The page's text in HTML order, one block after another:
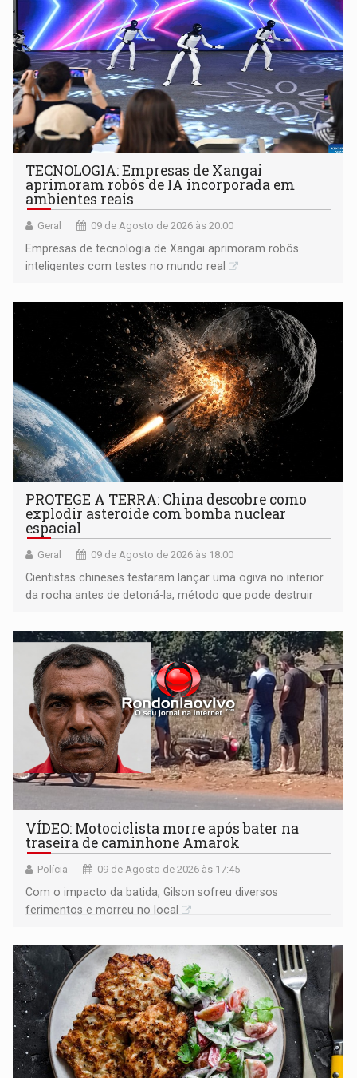
TECNOLOGIA: Empresas de Xangai
aprimoram robôs de IA incorporada em
ambientes reais
Geral 09 de Agosto de 2026 às 20:00
Empresas de tecnologia de Xangai aprimoram robôs
inteligentes com testes no mundo real
PROTEGE A TERRA: China descobre como
explodir asteroide com bomba nuclear
espacial
Geral 09 de Agosto de 2026 às 18:00
Cientistas chineses testaram lançar uma ogiva no interior
da rocha antes de detoná-la, método que pode destruir
VÍDEO: Motociclista morre após bater na
traseira de caminhone Amarok
Polícia 09 de Agosto de 2026 às 17:45
​Com o impacto da batida, Gilson sofreu diversos
ferimentos e morreu no local